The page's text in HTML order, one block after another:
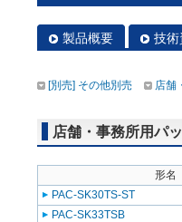
製品概要 技術
[別売] その他別売 店舗
店舗・事務所用パ
形名
PAC-SK30TS-ST
PAC-SK33TSB